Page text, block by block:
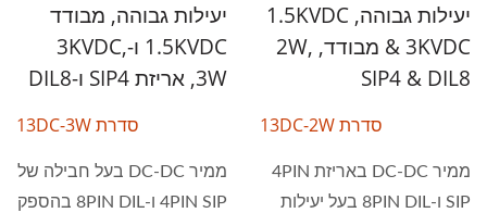
יעילות גבוהה, 1.5KVDC
& 3KVDC מבודד, 2W,
SIP4 & DIL8
סדרת 13DC-2W
ממיר DC-DC באריזת 4PIN
SIP ו-8PIN DIL בעל יעילות
יעילות גבוהה, מבודד
1.5KVDC ו-3KVDC,
3W, אריזת SIP4 ו-DIL8
סדרת 13DC-3W
ממיר DC-DC בעל חבילה של
4PIN SIP ו-8PIN DIL בהספק